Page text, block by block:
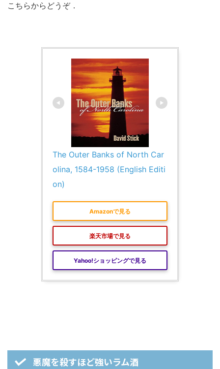
こちらからどうぞ．
The Outer Banks of North Car
olina, 1584-1958 (English Editi
on)
Amazonで見る
楽天市場で見る
Yahoo!ショッピングで見る
悪魔を殺すほど強いラム酒